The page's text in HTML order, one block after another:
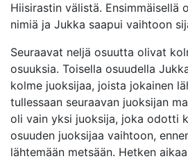
Hiisirastin välistä. Ensimmäisellä
nimiä ja Jukka saapui vaihtoon
Seuraavat neljä osuutta olivat
osuuksia. Toisella osuudella
kolme juoksijaa, joista jokainen
tullessaan seuraavan juoksijan
oli vain yksi juoksija, joka odotti
osuuden juoksijaa vaihtoon,
lähtemään metsään. Hetken